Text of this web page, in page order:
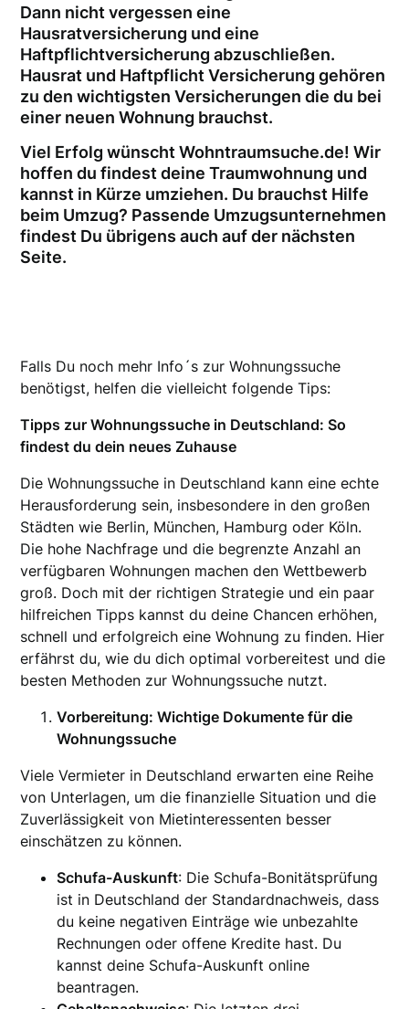
Dann nicht vergessen eine
Hausratversicherung und eine
Haftpflichtversicherung abzuschließen.
Hausrat und Haftpflicht Versicherung gehören
zu den wichtigsten Versicherungen die du bei
einer neuen Wohnung brauchst.
Viel Erfolg wünscht Wohntraumsuche.de! Wir
hoffen du findest deine Traumwohnung und
kannst in Kürze umziehen. Du brauchst Hilfe
beim Umzug? Passende Umzugsunternehmen
findest Du übrigens auch auf der nächsten
Seite.
Falls Du noch mehr Info´s zur Wohnungssuche
benötigst, helfen die vielleicht folgende Tips:
Tipps zur Wohnungssuche in Deutschland: So
findest du dein neues Zuhause
Die Wohnungssuche in Deutschland kann eine echte
Herausforderung sein, insbesondere in den großen
Städten wie Berlin, München, Hamburg oder Köln.
Die hohe Nachfrage und die begrenzte Anzahl an
verfügbaren Wohnungen machen den Wettbewerb
groß. Doch mit der richtigen Strategie und ein paar
hilfreichen Tipps kannst du deine Chancen erhöhen,
schnell und erfolgreich eine Wohnung zu finden. Hier
erfährst du, wie du dich optimal vorbereitest und die
besten Methoden zur Wohnungssuche nutzt.
Vorbereitung: Wichtige Dokumente für die
Wohnungssuche
Viele Vermieter in Deutschland erwarten eine Reihe
von Unterlagen, um die finanzielle Situation und die
Zuverlässigkeit von Mietinteressenten besser
einschätzen zu können.
Schufa-Auskunft: Die Schufa-Bonitätsprüfung
ist in Deutschland der Standardnachweis, dass
du keine negativen Einträge wie unbezahlte
Rechnungen oder offene Kredite hast. Du
kannst deine Schufa-Auskunft online
beantragen.